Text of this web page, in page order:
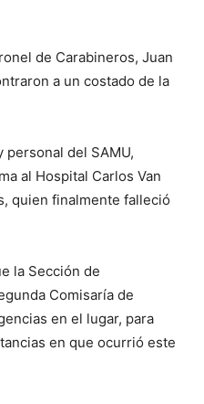
de Carabineros, Juan
a un costado de la
personal del SAMU,
al Hospital Carlos Van
quien finalmente falleció
la Sección de
Comisaría de
en el lugar, para
en que ocurrió este